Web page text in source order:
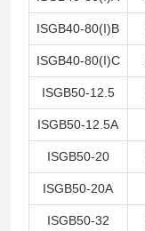
ISGB40-80(I)B
ISGB40-80(I)C
ISGB50-12.5
ISGB50-12.5A
ISGB50-20
ISGB50-20A
ISGB50-32